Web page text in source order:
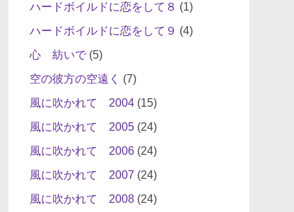
ハードボイルドに恋をして８ (1)
ハードボイルドに恋をして９ (4)
心 紡いで(5)
空の彼方の空遠く
(7)
風に吹かれて 2004(15)
風に吹かれて 2005(24)
風に吹かれて 2006(24)
風に吹かれて 2007 (24)
風に吹かれて 2008(24)